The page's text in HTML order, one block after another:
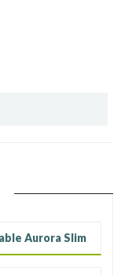
Aurora Slim